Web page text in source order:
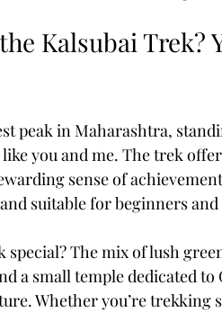
Kalsubai Trek?
peak in Maharashtra,
you and me. The trek
sense of
suitable for beginners
special? The mix of lush
a small temple dedicated
Whether you’re